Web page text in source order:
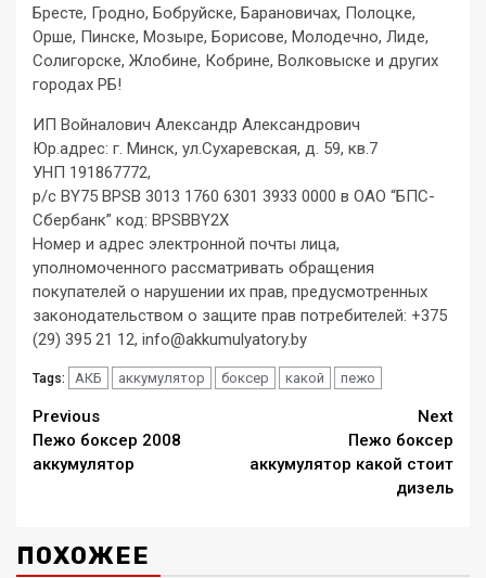
Бресте, Гродно, Бобруйске, Барановичах, Полоцке,
Орше, Пинске, Мозыре, Борисове, Молодечно, Лиде,
Солигорске, Жлобине, Кобрине, Волковыске и других
городах РБ!
ИП Войналович Александр Александрович
Юр.адрес: г. Минск, ул.Сухаревская, д. 59, кв.7
УНП 191867772,
р/с BY75 BPSB 3013 1760 6301 3933 0000 в ОАО “БПС-
Сбербанк” код: BPSBBY2X
Номер и адрес электронной почты лица,
уполномоченного рассматривать обращения
покупателей о нарушении их прав, предусмотренных
законодательством о защите прав потребителей: +375
(29) 395 21 12, info@akkumulyatory.by
Tags: АКБ аккумулятор боксер какой пежо
Continue
Reading
Previous
Пежо боксер 2008
аккумулятор
Next
Пежо боксер
аккумулятор какой стоит
дизель
ПОХОЖЕЕ